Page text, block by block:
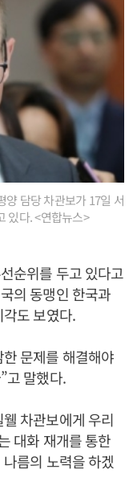
담당 차관보가 17일 서
있다. <연합뉴스>
순위를 두고 있다고
의 동맹인 한국과
도 보였다.
문제를 해결해야
고 말했다.
차관보에게 우리
대화 재개를 통한
름의 노력을 하겠